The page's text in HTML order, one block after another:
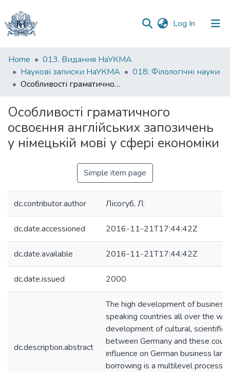
Log In (current)
Communities
&
Collections
Statistics
Home
013. Видання НаУКМА
Наукові записки НаУКМА
018: Філологічні науки
Особливості граматичного освоєння англійських запозичень у німецькій мові у сфері економіки
Особливості граматичного
освоєння англійських запозичень
у німецькій мові у сфері економіки
Simple item page
dc.contributor.author Лісогуб, Л.
dc.date.accessioned 2016-11-21T17:44:42Z
dc.date.available 2016-11-21T17:44:42Z
dc.date.issued 2000
dc.description.abstract
The high development of
speaking countries all over the
development of cultural,
between Germany and these
influence on German business
borrowing is a multilevel process.